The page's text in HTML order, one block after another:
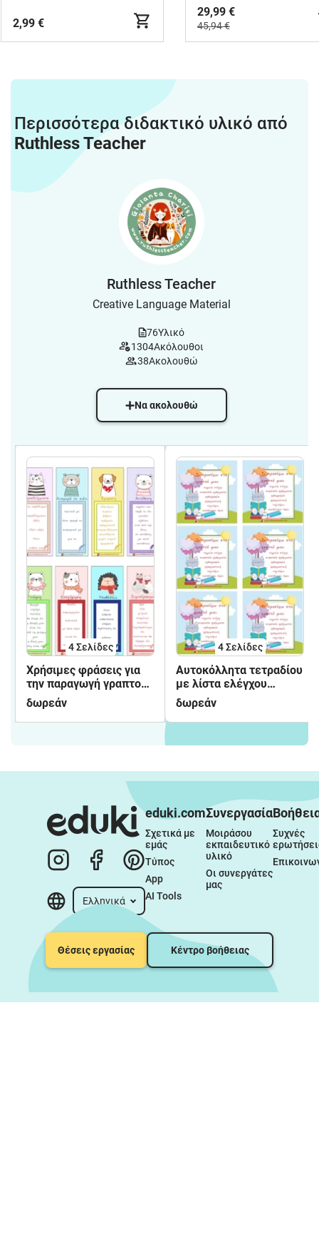
2,99 €
29,99 €
45,94 €
Περισσότερα διδακτικό υλικό από
Ruthless Teacher
Ruthless Teacher
Creative Language Material
76Υλικό
1304Ακόλουθοι
38Ακολουθώ
Να ακολουθώ
4Σελίδες
Χρήσιμες φράσεις για
την παραγωγή γραπτού
λόγου
δωρεάν
4Σελίδες
Αυτοκόλλητα τετραδίου
με λίστα ελέγχου
γραπτού
δωρεάν
Ελληνικά
eduki.com
Σχετικά με
εμάς
Τύπος
App
AI Tools
Συνεργασία
Μοιράσου
εκπαιδευτικό
υλικό
Οι συνεργάτες
μας
Συχνές
Θέσεις εργασίας Κέντρο βοήθειας